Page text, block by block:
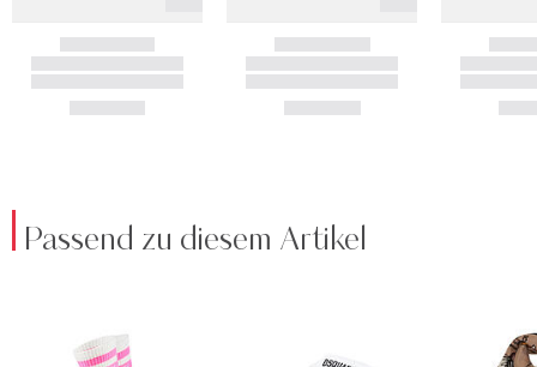
Passend zu diesem Artikel